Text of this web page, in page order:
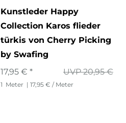
Kunstleder Happy
Collection Karos flieder
türkis von Cherry Picking
by Swafing
UVP 20,95 €
17,95 € *
1 Meter | 17,95 € / Meter